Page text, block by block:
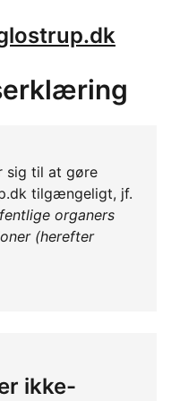
sig til at gøre
tilgængeligt, jf.
organers
(herefter
ikke-